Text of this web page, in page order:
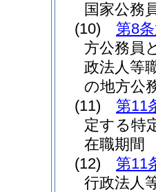
国家公務
(10)
第8
方公務員
政法人等
の地方公
(11)
第11
定する特
在職期間
(12)
第11
行政法人